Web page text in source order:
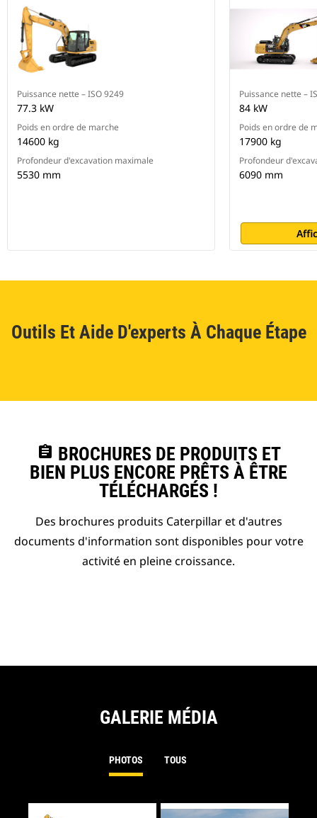
Puissance nette – ISO 9249
77.3 kW
Poids en ordre de marche
14600 kg
Profondeur d'excavation maximale
5530 mm
Puissance nette –
84 kW
Poids en ordre de
17900 kg
Profondeur
6090 mm
Outils Et Aide D'experts À Chaque Étape
assignment BROCHURES DE PRODUITS ET
BIEN PLUS ENCORE PRÊTS À ÊTRE
TÉLÉCHARGÉS !
Des brochures produits Caterpillar et d'autres
documents d'information sont disponibles pour votre
activité en pleine croissance.
GALERIE MÉDIA
PHOTOS TOUS